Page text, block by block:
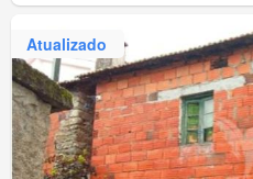
Atualizado